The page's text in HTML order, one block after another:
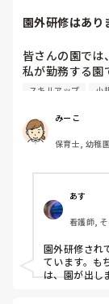
家から近いとい
体無いと感じま
は厳しいので…
自分にとって
様子を見なが
子どもも今後
んが。
云々がまぁ気
現状、一時的
ならば、半
とつかなと。
もし確認可
合でいつから
みてもいいか
なんか、曖昧
内定をいただ
めて確認した
園外研修はあり
皆さんの園では
私が勤務する園
せん。その為
す…。
スキルアップ 小
みーこ
保育士, 幼稚
あす
看護師,
園外研修され
ています。も
は、園が出し